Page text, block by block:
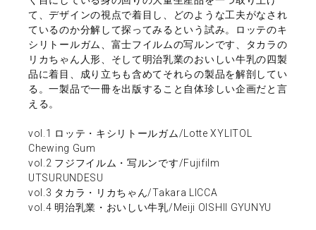
て、デザインの視点で着目し、どのような工夫がなされ
ているのか分解して探ってみるという試み。ロッテのキ
シリトールガム、富士フイルムの写ルンです、タカラの
リカちゃん人形、そして明治乳業のおいしい牛乳の四製
品に着目、成り立ちも含めてそれらの製品を解剖してい
る。一製品で一冊を出版すること自体珍しい企画だと言
える。
vol.1 ロッテ・キシリトールガム/Lotte XYLITOL
Chewing Gum
vol.2 フジフイルム・写ルンです/Fujifilm
UTSURUNDESU
vol.3 タカラ・リカちゃん/Takara LICCA
vol.4 明治乳業・おいしい牛乳/Meiji OISHII GYUNYU